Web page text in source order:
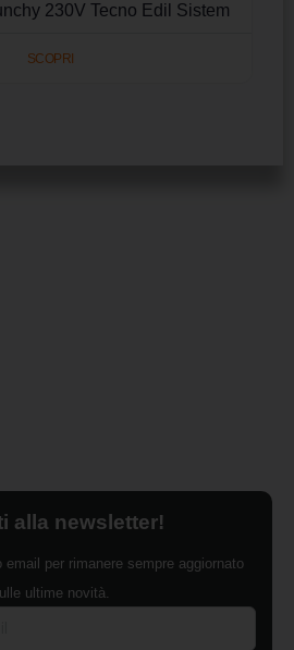
230V Tecno Edil Sistem
SCOPRI
alla newsletter!
email per rimanere sempre aggiornato
ultime novità.